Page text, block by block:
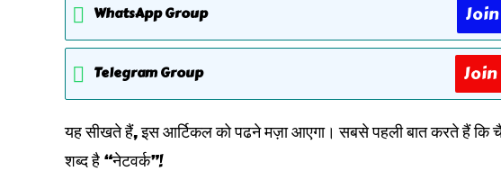
WhatsApp Group
Telegram Group Join
यह सीखते हैं, इस आर्टिकल को पढने मज़ा आएगा। सबसे पहली बात करते हैं कि
शब्द है “नेटवर्क”!